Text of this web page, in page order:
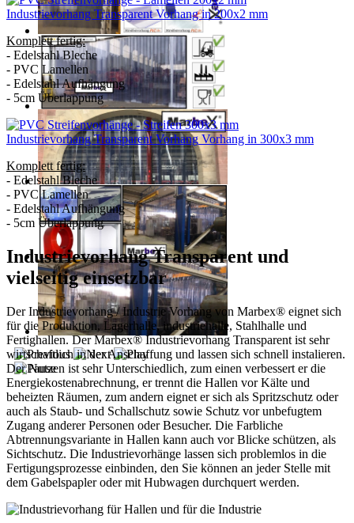
Industrievorhang Transparent Vorhang in 200x2 mm
Komplett fertig:
- Edelstahl Bleche
- PVC Lamellen
- Edelstahl Aufhängung
- 5cm Überlappung
Industrievorhang Transparent Vorhang Vorhang in 300x3 mm
Komplett fertig:
- Edelstahl Bleche
- PVC Lamellen
- Edelstahl Aufhängung
- 5cm Überlappung
Industrievorhang Transparent und
vielseitig einsetzbar
Der Industrievorhang / Industrie Vorhang von Marbex® eignet sich
für die Produktion, Lagerhalle, industriehalle, Stahlhalle und
Fertighallen. Der Marbex® Industrievorhang Transparent ist sehr
wirtschaftlich in der Anschaffung und lassen sich schnell instalieren.
Der Nutzen ist sehr Unterschiedlich, zum einen verbessert er die
Energiekostenabrechnung, er trennt die Hallen vor Kälte und
beheizten Räumen, zum andern eignet er sich als Spritzschutz oder
auch als Staub- und Schallschutz sowie Schutz vor unbefugtem
Zugang anderer Personen oder Besucher. Die Farbliche
Abtrennungsvariante in Hallen kann auch vor Blicke schützen, als
Sichtschutz. Die Industrievorhänge lassen sich problemlos in die
Fertigungsprozesse einbinden, den Sie können an jeder Stelle mit
dem Gabelspapler oder mit Hubwagen durchquert werden.